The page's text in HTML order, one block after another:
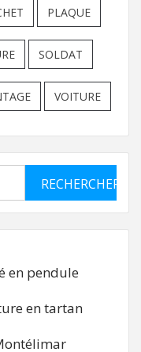
PLAQUE
SOLDAT
VOITURE
en pendule
en tartan